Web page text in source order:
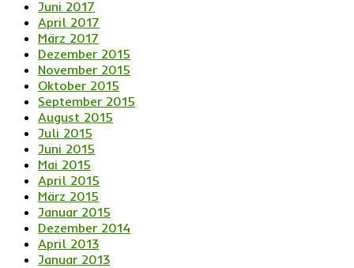
Juni 2017
April 2017
März 2017
Dezember 2015
November 2015
Oktober 2015
September 2015
August 2015
Juli 2015
Juni 2015
Mai 2015
April 2015
März 2015
Januar 2015
Dezember 2014
April 2013
Januar 2013